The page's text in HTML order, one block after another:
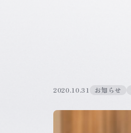
2020.10.31 お知らせ